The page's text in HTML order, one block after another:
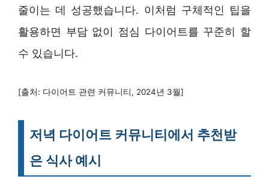
줄이는 데 성공했습니다. 이처럼 구체적인 팁을
활용하면 부담 없이 점심 다이어트를 꾸준히 할
수 있습니다.
[출처: 다이어트 관련 커뮤니티, 2024년 3월]
저녁 다이어트 커뮤니티에서 추천받
은 식사 예시